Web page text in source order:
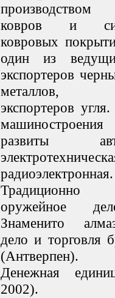
ковров и
ковровых
один из
экспортеров
металлов,
экспортеров
развиты
радиоэлектронная.
оружейное
Знаменито
дело и торговля
(Антверпен).
Денежная
2002).